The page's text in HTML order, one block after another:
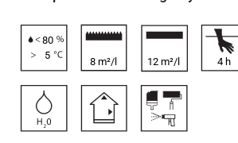
80
5
8 m²/l 12 m²/l 4 h